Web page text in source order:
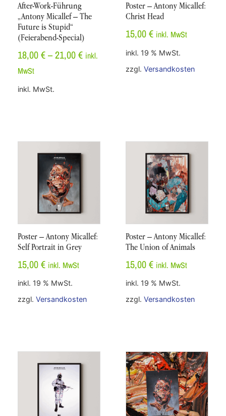
After-Work-Führung
„Antony Micallef – The
Future is Stupid“
(Feierabend-Special)
18,00€–21,00€ inkl.
MwSt
inkl. MwSt.
Poster – Antony Micallef:
Christ Head
15,00€ inkl. MwSt
inkl. 19 % MwSt.
zzgl. Versandkosten
Poster – Antony Micallef:
Self Portrait in Grey
15,00€ inkl. MwSt
inkl. 19 % MwSt.
zzgl. Versandkosten
Poster – Antony Micallef:
The Union of Animals
15,00€ inkl. MwSt
inkl. 19 % MwSt.
zzgl. Versandkosten